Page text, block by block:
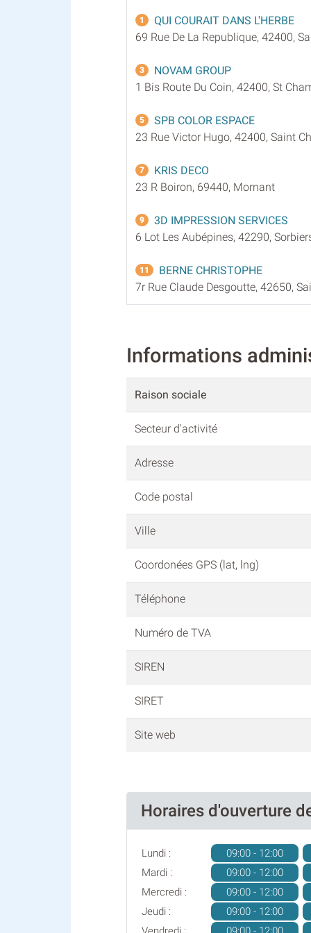
1
QUI COURAIT DANS L'HERBE
69 Rue De La Republique, 42400,
3
NOVAM GROUP
1 Bis Route Du Coin, 42400, St
5
SPB COLOR ESPACE
23 Rue Victor Hugo, 42400, Saint
7
KRIS DECO
23 R Boiron, 69440, Mornant
9
3D IMPRESSION SERVICES
6 Lot Les Aubépines, 42290,
11
BERNE CHRISTOPHE
7r Rue Claude Desgoutte, 42650,
Informations
Raison sociale
Secteur d'activité
Adresse
Code postal
Ville
Coordonées GPS (lat, lng)
Téléphone
Numéro de TVA
SIREN
SIRET
Site web
Horaires d'ouverture
Lundi :
09:00 - 12:00
Mardi :
09:00 - 12:00
Mercredi :
09:00 - 12:00
Jeudi :
09:00 - 12:00